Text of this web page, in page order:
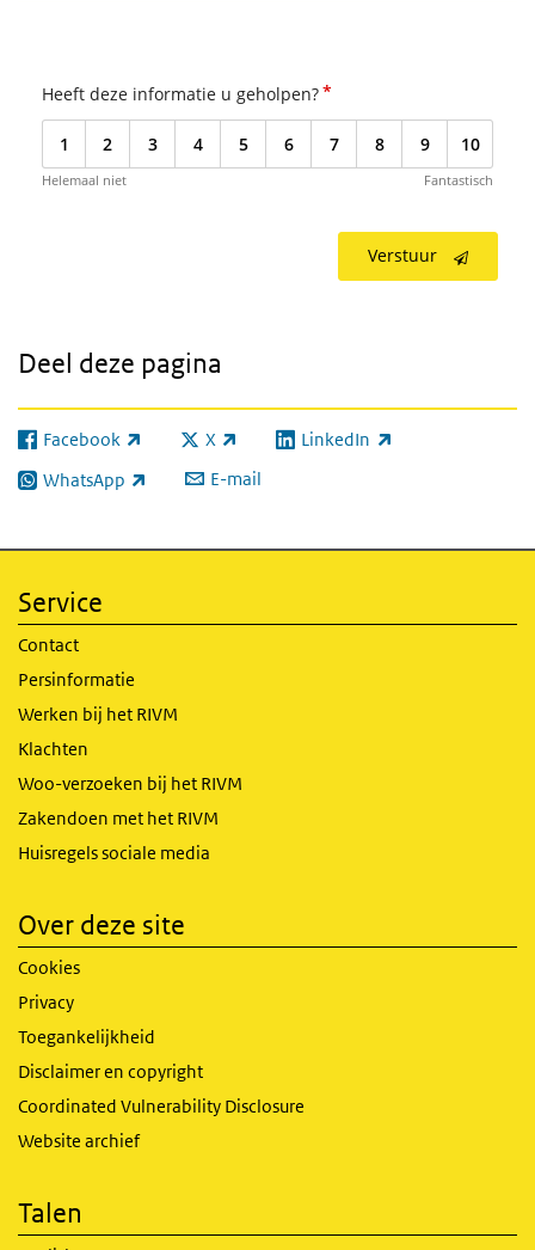
Heeft deze informatie u geholpen?*
1 2 3 4 5 6 7 8 9 10
Helemaal niet Fantastisch
Verstuur
Deel deze pagina
Facebook
(externe link) X
(externe link) LinkedIn
(externe link)
WhatsApp
(externe link) E-mail
Service
Contact
Persinformatie
Werken bij het RIVM
Klachten
Woo-verzoeken bij het RIVM
Zakendoen met het RIVM
Huisregels sociale media
Over deze site
Cookies
Privacy
Toegankelijkheid
Disclaimer en copyright
Coordinated Vulnerability Disclosure
Website archief
Talen